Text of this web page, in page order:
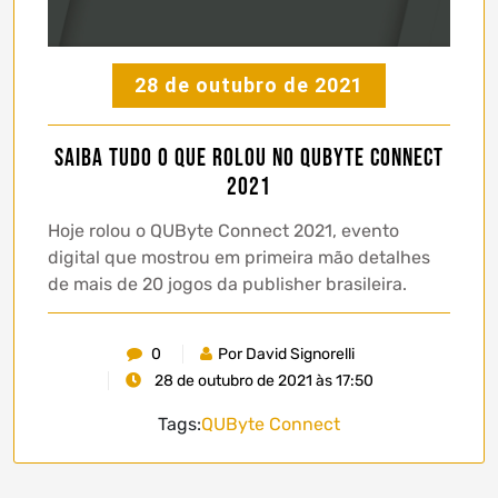
28 de outubro de 2021
Saiba tudo o que rolou no QUByte Connect
2021
Hoje rolou o QUByte Connect 2021, evento
digital que mostrou em primeira mão detalhes
de mais de 20 jogos da publisher brasileira.
0
Por David Signorelli
28 de outubro de 2021 às 17:50
Tags:QUByte Connect